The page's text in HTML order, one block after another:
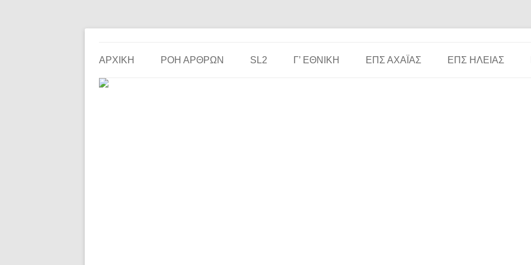
ΑΡΧΙΚΗ ΡΟΗ ΑΡΘΡΩΝ SL2 Γ’ ΕΘΝΙΚΉ ΕΠΣ ΑΧΑΪ́ΑΣ ΕΠΣ ΗΛΕΊΑΣ